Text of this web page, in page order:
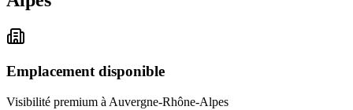
Emplacement disponible
Visibilité premium à Auvergne-Rhône-Alpes